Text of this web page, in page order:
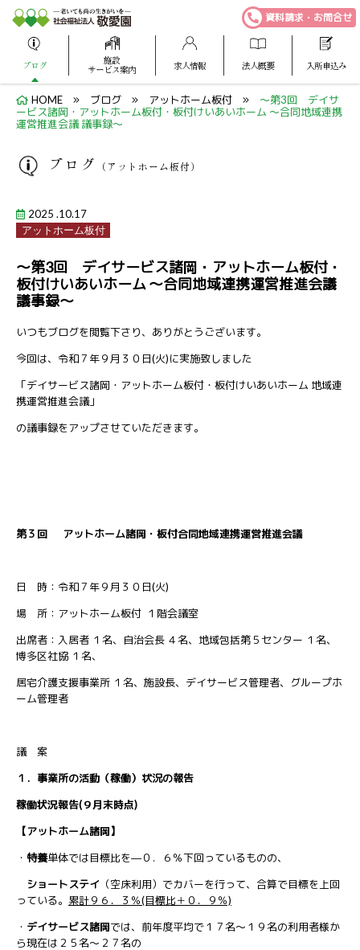
ブログ
施設
サービス案内
求人情報 法人概要 入所申込み
資料請求・お問合せ
HOME ブログ アットホーム板付
～第3回 デイサ
ービス諸岡・アットホーム板付・板付けいあいホーム ～合同地域連携
運営推進会議 議事録～
ブログ （アットホーム板付）
2025 .10.17
アットホーム板付
～第3回 デイサービス諸岡・アットホーム板付・
板付けいあいホーム ～合同地域連携運営推進会議
議事録～
いつもブログを閲覧下さり、ありがとうございます。
今回は、令和７年９月３０日(火)に実施致しました
「デイサービス諸岡・アットホーム板付・板付けいあいホーム 地域連
携運営推進会議」
の議事録をアップさせていただきます。
第３回 アットホーム諸岡・板付合同地域連携運営推進会議
日 時：令和７年９月３０日(火)
場 所：アットホーム板付 １階会議室
出席者：入居者 １名、自治会長 ４名、地域包括第５センター １名、
博多区社協 １名、
居宅介護支援事業所 １名、施設長、デイサービス管理者、グループホ
ーム管理者
議 案
１．事業所の活動（稼働）状況の報告
稼働状況報告(９月末時点)
【アットホーム諸岡】
・ 特養単体では目標比を―０．６％下回っているものの、
ショートステイ （空床利用）でカバーを行って、合算で目標を上回
っている。 累計９６．３％(目標比＋０．９％)
・ デイサービス諸岡では、前年度平均で１７名～１９名の利用者様か
ら現在は２５名～２７名の